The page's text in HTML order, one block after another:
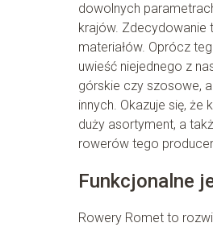
dowolnych
krajów. Zdecydowanie
materiałów. Oprócz
uwieść niejednego z
górskie czy szosowe,
innych. Okazuje się,
duży asortyment, a
rowerów tego
Funkcjonalne
Rowery Romet to